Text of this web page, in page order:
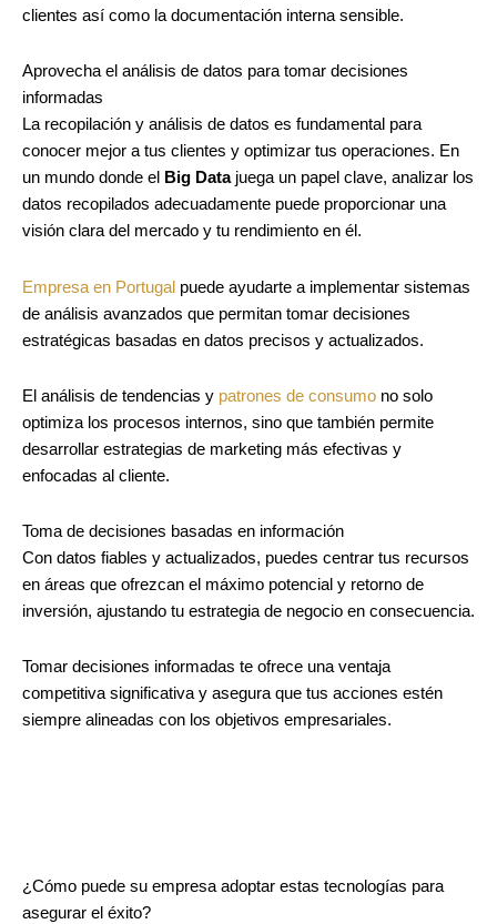
clientes así como la documentación interna sensible.
Aprovecha el análisis de datos para tomar decisiones
informadas
La recopilación y análisis de datos es fundamental para
conocer mejor a tus clientes y optimizar tus operaciones. En
un mundo donde el Big Datajuega un papel clave, analizar los
datos recopilados adecuadamente puede proporcionar una
visión clara del mercado y tu rendimiento en él.
Empresa en Portugal puede ayudarte a implementar sistemas
de análisis avanzados que permitan tomar decisiones
estratégicas basadas en datos precisos y actualizados.
El análisis de tendencias y patrones de consumo no solo
optimiza los procesos internos, sino que también permite
desarrollar estrategias de marketing más efectivas y
enfocadas al cliente.
Toma de decisiones basadas en información
Con datos fiables y actualizados, puedes centrar tus recursos
en áreas que ofrezcan el máximo potencial y retorno de
inversión, ajustando tu estrategia de negocio en consecuencia.
Tomar decisiones informadas te ofrece una ventaja
competitiva significativa y asegura que tus acciones estén
siempre alineadas con los objetivos empresariales.
¿Cómo puede su empresa adoptar estas tecnologías para
asegurar el éxito?